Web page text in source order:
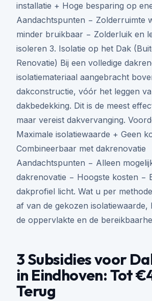
installatie + Hoge besparing op
Aandachtspunten − Zolderruimte
minder bruikbaar − Zolderluik en
isoleren 3. Isolatie op het Dak
Renovatie) Bij een volledige
isolatiemateriaal aangebracht
dakconstructie, vóór het leggen
dakbedekking. Dit is de meest
maar vereist dakvervanging.
Maximale isolatiewaarde + Geen
Combineerbaar met dakrenovatie
Aandachtspunten − Alleen
dakrenovatie − Hoogste kosten −
dakprofiel licht. Wat u per
af van de gekozen isolatiewaarde,
de oppervlakte en de
3 Subsidies voor
in Eindhoven: Tot
Terug